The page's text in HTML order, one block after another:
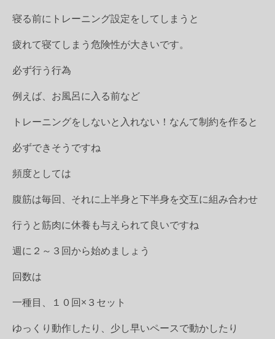
寝る前にトレーニング設定をしてしまうと
疲れて寝てしまう危険性が大きいです。
必ず行う行為
例えば、お風呂に入る前など
トレーニングをしないと入れない！なんて制約を作ると
必ずできそうですね
頻度としては
腹筋は毎回、それに上半身と下半身を交互に組み合わせ
行うと筋肉に休養も与えられて良いですね
週に２～３回から始めましょう
回数は
一種目、１０回×３セット
ゆっくり動作したり、少し早いペースで動かしたり